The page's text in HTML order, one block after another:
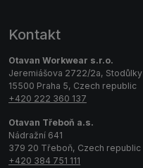
Kontakt
Otavan Workwear s.r.o.
Jeremiášova 2722/2a, Stodůlky
15500 Praha 5, Czech republic
+420 222 360 137
Otavan Třeboň a.s.
Nádražní 641
379 20 Třeboň, Czech republic
+420 384 751 111